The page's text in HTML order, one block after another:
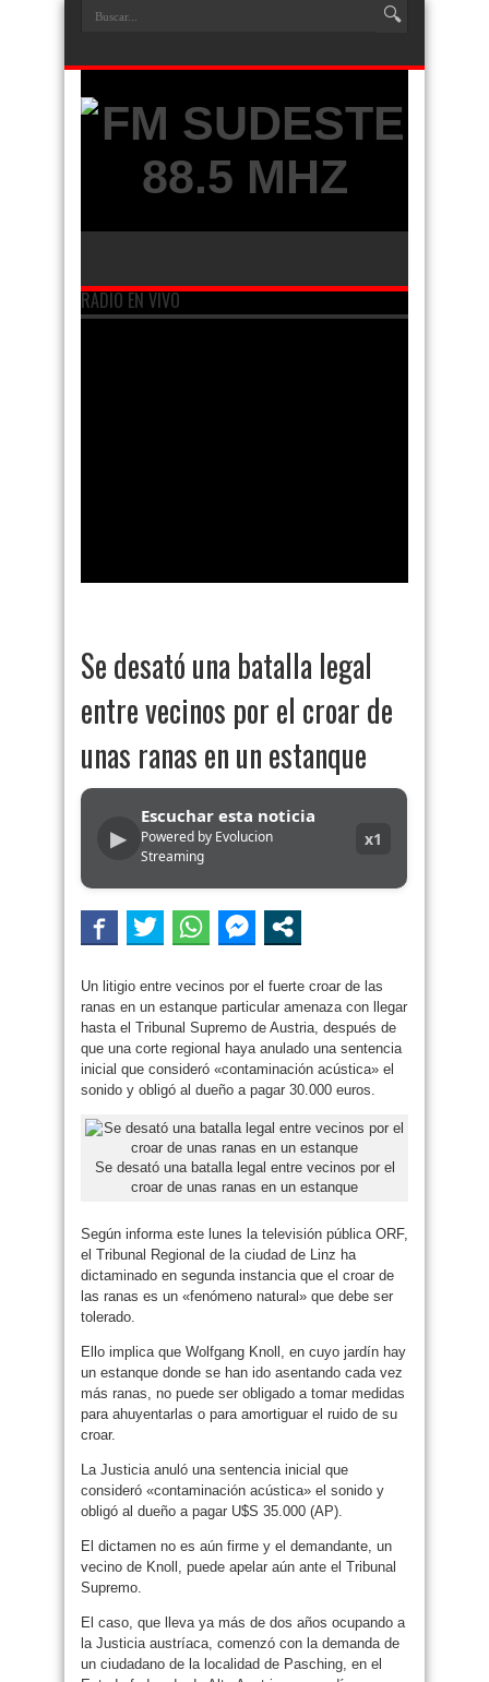
RADIO EN VIVO
Se desató una batalla legal
entre vecinos por el croar de
unas ranas en un estanque
▶
Escuchar esta noticia
Powered by Evolucion
Streaming
x1
Un litigio entre vecinos por el fuerte croar de las
ranas en un estanque particular amenaza con llegar
hasta el Tribunal Supremo de Austria, después de
que una corte regional haya anulado una sentencia
inicial que consideró «contaminación acústica» el
sonido y obligó al dueño a pagar 30.000 euros.
Se desató una batalla legal entre vecinos por el
croar de unas ranas en un estanque
Según informa este lunes la televisión pública ORF,
el Tribunal Regional de la ciudad de Linz ha
dictaminado en segunda instancia que el croar de
las ranas es un «fenómeno natural» que debe ser
tolerado.
Ello implica que Wolfgang Knoll, en cuyo jardín hay
un estanque donde se han ido asentando cada vez
más ranas, no puede ser obligado a tomar medidas
para ahuyentarlas o para amortiguar el ruido de su
croar.
La Justicia anuló una sentencia inicial que
consideró «contaminación acústica» el sonido y
obligó al dueño a pagar U$S 35.000 (AP).
El dictamen no es aún firme y el demandante, un
vecino de Knoll, puede apelar aún ante el Tribunal
Supremo.
El caso, que lleva ya más de dos años ocupando a
la Justicia austríaca, comenzó con la demanda de
un ciudadano de la localidad de Pasching, en el